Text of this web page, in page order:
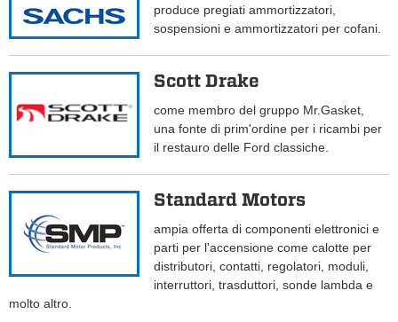
produce pregiati ammortizzatori,
sospensioni e ammortizzatori per cofani.
Scott Drake
come membro del gruppo Mr.Gasket,
una fonte di prim'ordine per i ricambi per
il restauro delle Ford classiche.
Standard Motors
ampia offerta di componenti elettronici e
parti per l'accensione come calotte per
distributori, contatti, regolatori, moduli,
interruttori, trasduttori, sonde lambda e
molto altro.